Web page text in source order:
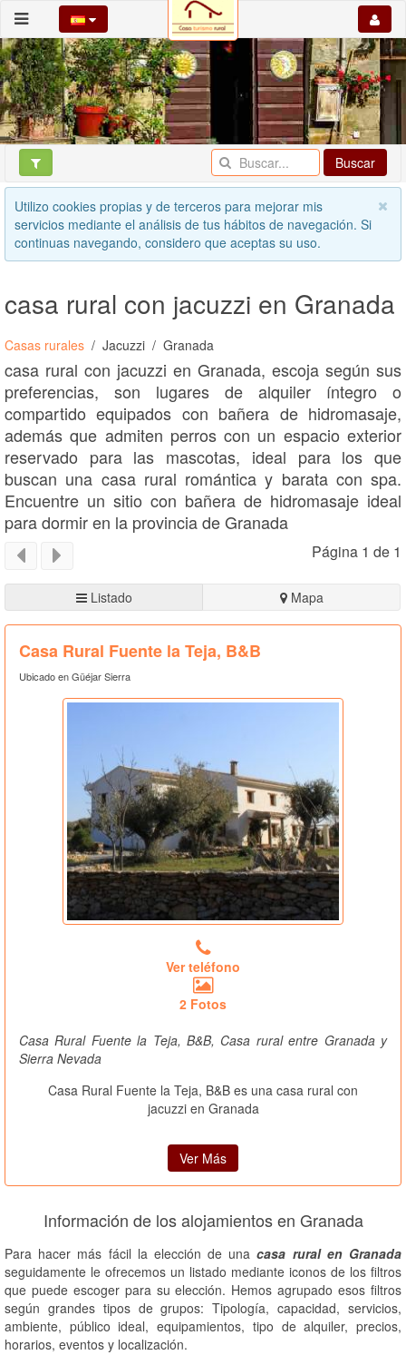
Buscar
Utilizo cookies propias y de terceros para mejorar mis
servicios mediante el análisis de tus hábitos de navegación. Si
continuas navegando, considero que aceptas su uso.
casa rural con jacuzzi en Granada
Casas rurales Jacuzzi Granada
casa rural con jacuzzi en Granada, escoja según sus
preferencias, son lugares de alquiler íntegro o
compartido equipados con bañera de hidromasaje,
además que admiten perros con un espacio exterior
reservado para las mascotas, ideal para los que
buscan una casa rural romántica y barata con spa.
Encuentre un sitio con bañera de hidromasaje ideal
para dormir en la provincia de Granada
Página 1 de 1
Listado Mapa
Casa Rural Fuente la Teja, B&B
Ubicado en Güéjar Sierra
Ver teléfono
2 Fotos
Casa Rural Fuente la Teja, B&B, Casa rural entre Granada y
Sierra Nevada
Casa Rural Fuente la Teja, B&B es una casa rural con
jacuzzi en Granada
Ver Más
Información de los alojamientos en Granada
Para hacer más fácil la elección de unacasa rural en Granada
seguidamente le ofrecemos un listado mediante iconos de los filtros
que puede escoger para su elección. Hemos agrupado esos filtros
según grandes tipos de grupos: Tipología, capacidad, servicios,
ambiente, público ideal, equipamientos, tipo de alquiler, precios,
horarios, eventos y localización.